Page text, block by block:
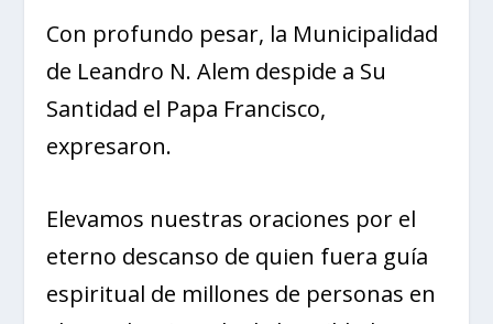
Con profundo pesar, la Municipalidad
de Leandro N. Alem despide a Su
Santidad el Papa Francisco,
expresaron.
Elevamos nuestras oraciones por el
eterno descanso de quien fuera guía
espiritual de millones de personas en